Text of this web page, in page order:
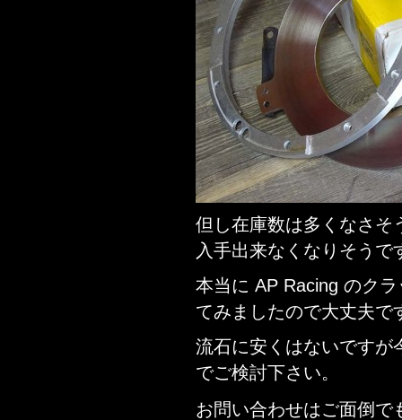
但し在庫数は多くなさそ
入手出来なくなりそうで
本当に AP Racing のク
てみましたので大丈夫で
流石に安くはないですが
でご検討下さい。
お問い合わせはご面倒で